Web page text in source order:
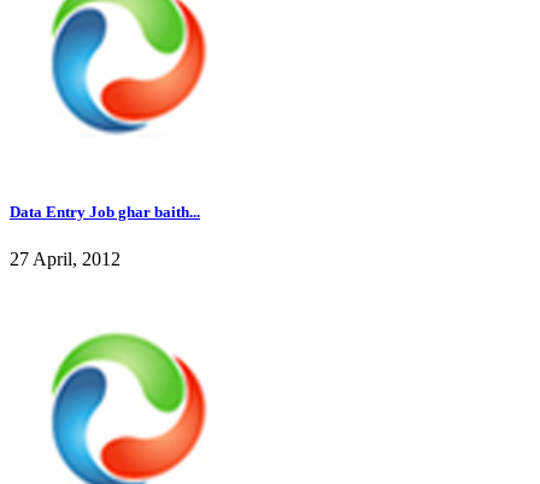
Data Entry Job ghar baith...
27 April, 2012